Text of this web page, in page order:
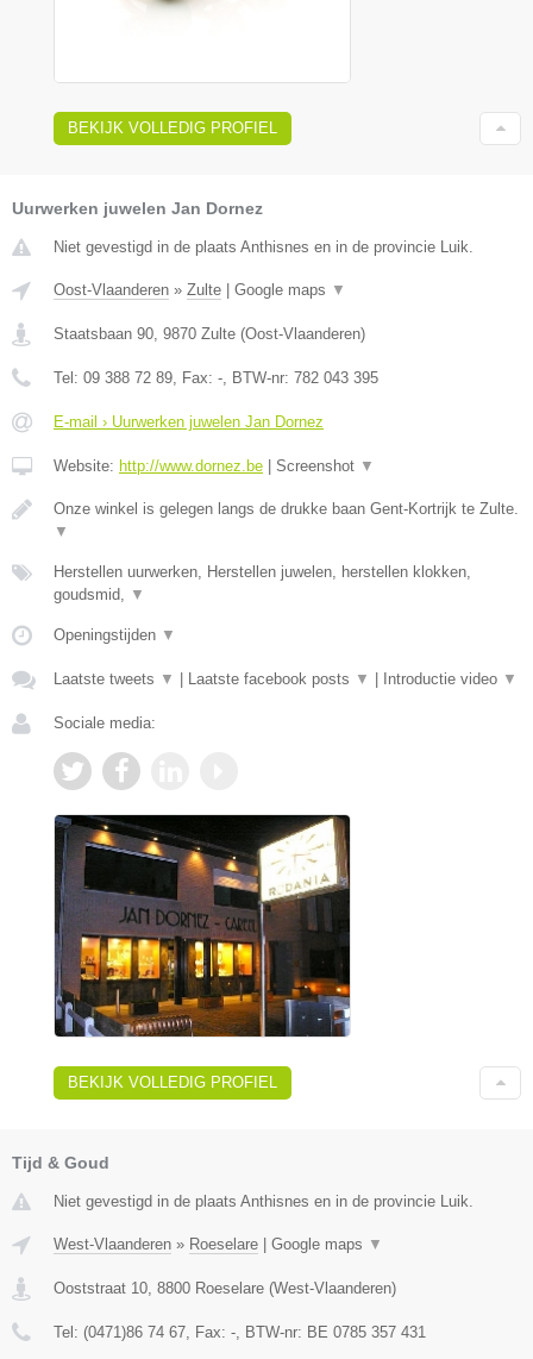
BEKIJK VOLLEDIG PROFIEL
Uurwerken juwelen Jan Dornez
Niet gevestigd in de plaats Anthisnes en in de provincie Luik.
Oost-Vlaanderen » Zulte Google maps ▼
Staatsbaan 90, 9870 Zulte (Oost-Vlaanderen)
Tel: 09 388 72 89, Fax: -, BTW-nr: 782 043 395
E-mail › Uurwerken juwelen Jan Dornez
Website: http://www.dornez.be Screenshot ▼
Onze winkel is gelegen langs de drukke baan Gent-Kortrijk te Zulte.
▼
Herstellen uurwerken, Herstellen juwelen, herstellen klokken,
goudsmid, ▼
Openingstijden ▼
Laatste tweets ▼ Laatste facebook posts ▼ Introductie video ▼
Sociale media:
BEKIJK VOLLEDIG PROFIEL
Tijd & Goud
Niet gevestigd in de plaats Anthisnes en in de provincie Luik.
West-Vlaanderen » Roeselare | Google maps ▼
Ooststraat 10 8800 Roeselare (West-Vlaanderen)
Tel: (0471)86 74 67 , Fax: - , BTW-nr: BE 0785 357 431